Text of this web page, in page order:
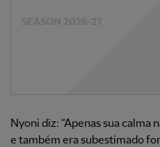
Nyoni diz: “Apenas sua calma
e também era subestimado